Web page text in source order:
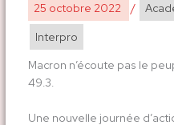
25 octobre 2022 /
Interpro
Macron n’écoute pas le
49.3.
Une nouvelle journée